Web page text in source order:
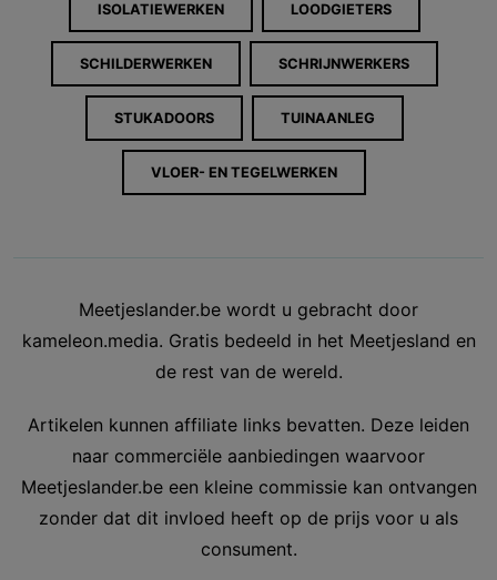
ISOLATIEWERKEN LOODGIETERS
SCHILDERWERKEN SCHRIJNWERKERS
STUKADOORS TUINAANLEG
VLOER- EN TEGELWERKEN
Meetjeslander.be wordt u gebracht door
kameleon.media. Gratis bedeeld in het Meetjesland en
de rest van de wereld.
Artikelen kunnen affiliate links bevatten. Deze leiden
naar commerciële aanbiedingen waarvoor
Meetjeslander.be een kleine commissie kan ontvangen
zonder dat dit invloed heeft op de prijs voor u als
consument.